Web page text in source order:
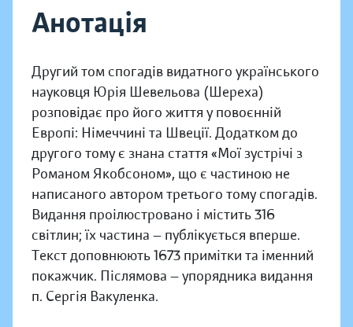
Анотація
Другий том спогадів видатного українського
науковця Юрія Шевельова (Шереха)
розповідає про його життя у повоєнній
Европі: Німеччині та Швеції. Додатком до
другого тому є знана стаття «Мої зустрічі з
Романом Якобсоном», що є частиною не
написаного автором третього тому спогадів.
Видання проілюстровано і містить 316
світлин; їх частина — публікується вперше.
Текст доповнюють 1673 примітки та іменний
покажчик. Післямова — упорядника видання
п. Сергія Вакуленка.